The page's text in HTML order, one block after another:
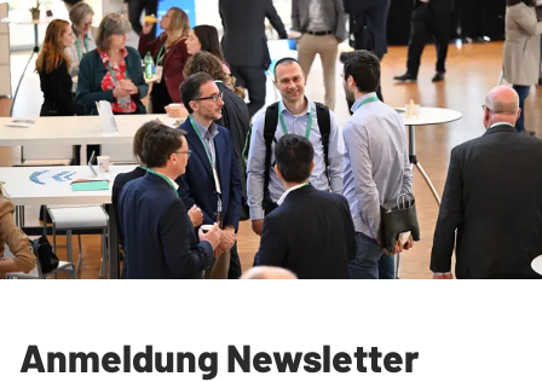
Anmeldung Newsletter